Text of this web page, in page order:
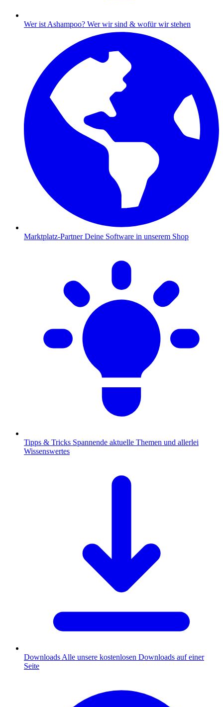
Wer ist Ashampoo? Wer wir sind & wofür wir stehen
Marktplatz-Partner Deine Software in unserem Shop
Tipps & Tricks Spannende aktuelle Themen und allerlei
Wissenswertes
Downloads Alle unsere kostenlosen Downloads auf einer
Seite